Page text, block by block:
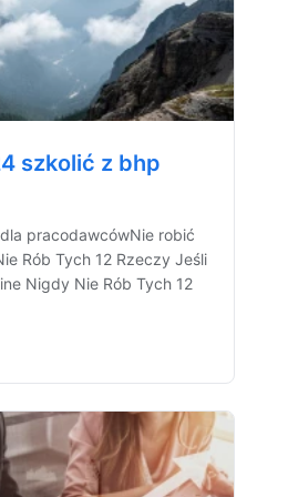
szkolić z bhp
pracodawcówNie robić
Rób Tych 12 Rzeczy Jeśli
Nigdy Nie Rób Tych 12